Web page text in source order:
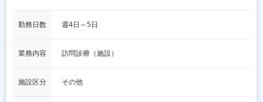
勤務日数 週4日～5日
業務内容 訪問診療（施設）
施設区分 その他